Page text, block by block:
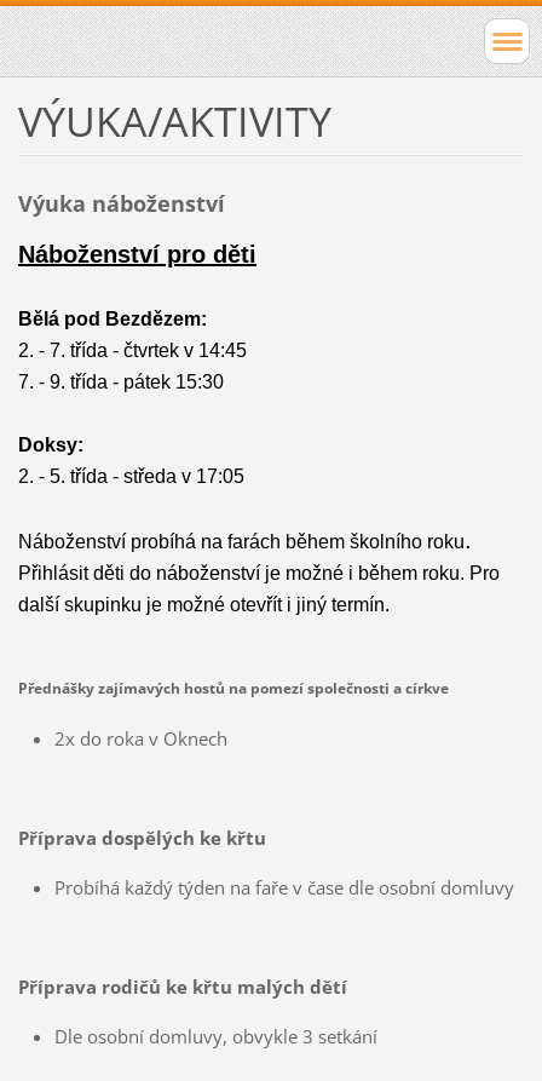
VÝUKA/AKTIVITY
Výuka náboženství
Náboženství pro děti
Bělá pod Bezdězem:
2. - 7. třída - čtvrtek v 14:45
7. - 9. třída - pátek 15:30
Doksy:
2. - 5. třída - středa v 17:05
Náboženství probíhá na farách během školního roku.
Přihlásit děti do náboženství je možné i během roku. Pro
další skupinku je možné otevřít i jiný termín.
Přednášky zajímavých hostů na pomezí společnosti a církve
2x do roka v Oknech
Příprava dospělých ke křtu
Probíhá každý týden na faře v čase dle osobní domluvy
Příprava rodičů ke křtu malých dětí
Dle osobní domluvy, obvykle 3 setkání